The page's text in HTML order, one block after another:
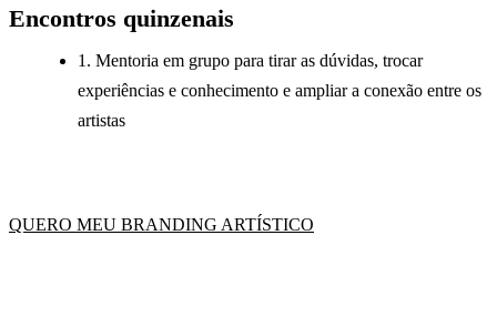
Encontros quinzenais
1. Mentoria em grupo para tirar as dúvidas, trocar
experiências e conhecimento e ampliar a conexão entre os
artistas
QUERO MEU BRANDING ARTÍSTICO